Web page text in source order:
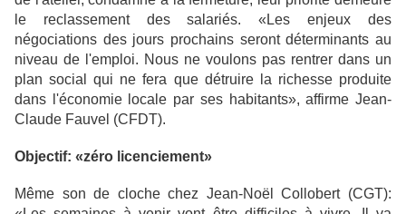
le reclassement des salariés. «Les enjeux des
négociations des jours prochains seront déterminants au
niveau de l'emploi. Nous ne voulons pas rentrer dans un
plan social qui ne fera que détruire la richesse produite
dans l'économie locale par ses habitants», affirme Jean-
Claude Fauvel (CFDT).
Objectif: «zéro licenciement»
Même son de cloche chez Jean-Noël Collobert (CGT):